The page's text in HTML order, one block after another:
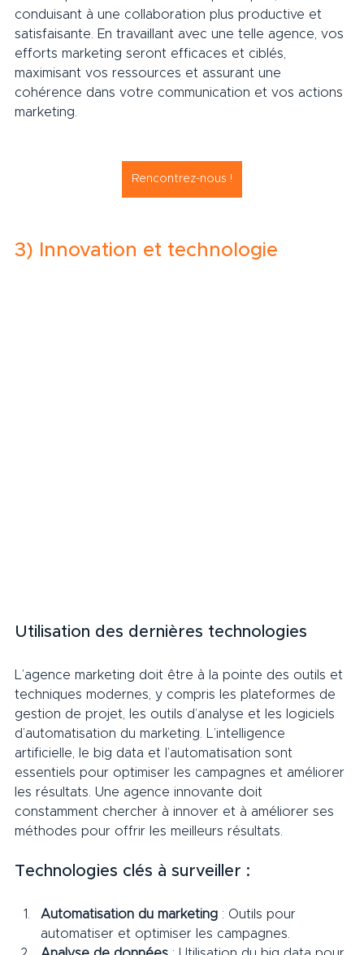
conduisant à une collaboration plus productive et
satisfaisante. En travaillant avec une telle agence, vos
efforts marketing seront efficaces et ciblés,
maximisant vos ressources et assurant une
cohérence dans votre communication et vos actions
marketing.
Rencontrez-nous !
3) Innovation et technologie
Utilisation des dernières technologies
L’agence marketing doit être à la pointe des outils et
techniques modernes, y compris les plateformes de
gestion de projet, les outils d’analyse et les logiciels
d’automatisation du marketing. L’intelligence
artificielle, le big data et l’automatisation sont
essentiels pour optimiser les campagnes et améliorer
les résultats. Une agence innovante doit
constamment chercher à innover et à améliorer ses
méthodes pour offrir les meilleurs résultats.
Technologies clés à surveiller :
Automatisation du marketing : Outils pour
automatiser et optimiser les campagnes.